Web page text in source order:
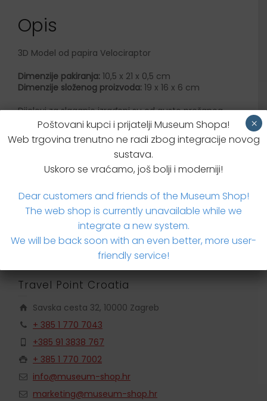
Opis
3D Model od papira Velociraptor
Dimenzije pakiranja: 10,5 x 21 x 0,5 cm
Dimenzije složenog proizvoda: 19 x 16 x 6 cm
Dijelovi za slaganje izrađeni su od gusto prešanog
kartona, precizno rezani laserom.
Dodatne informacije
Travel Point Croatia
Savska cesta 32, 10000 Zagreb
+ 385 1 770 7043
+385 91 3838 767
+ 385 1 770 7002
info@museum-shop.hr
marketing@museum-shop.hr
Poštovani kupci i prijatelji Museum Shopa!
Web trgovina trenutno ne radi zbog integracije novog
sustava.
Uskoro se vraćamo, još bolji i moderniji!
Dear customers and friends of the Museum Shop!
The web shop is currently unavailable while we
integrate a new system.
We will be back soon with an even better, more user-
friendly service!
×